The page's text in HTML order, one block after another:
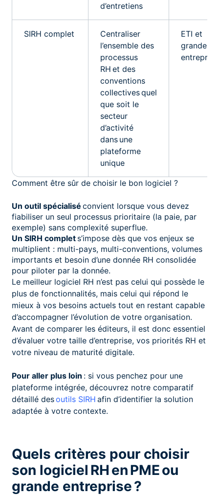
d’entretiens
SIRH complet
Centraliser
l’ensemble des
processus
RH et des
conventions
collectives quel
que soit le
secteur
d’activité
dans une
plateforme
unique
ETI et
grandes
Comment être sûr de choisir le bon logiciel ?
Un outil spécialisé convient lorsque vous devez
fiabiliser un seul processus prioritaire (la paie, par
exemple) sans complexité superflue.
Un SIRH complet s’impose dès que vos enjeux se
multiplient : multi-pays, multi-conventions, volumes
importants et besoin d’une donnée RH consolidée
pour piloter par la donnée.
Le meilleur logiciel RH n’est pas celui qui possède le
plus de fonctionnalités, mais celui qui répond le
mieux à vos besoins actuels tout en restant capable
d’accompagner l’évolution de votre organisation.
Avant de comparer les éditeurs, il est donc essentiel
d’évaluer votre taille d’entreprise, vos priorités RH et
votre niveau de maturité digitale.
Pour aller plus loin : si vous penchez pour une
plateforme intégrée, découvrez notre comparatif
détaillé desoutils SIRH afin d’identifier la solution
adaptée à votre contexte.
Quels critères pour choisir
son logiciel RH en PME ou
grande entreprise ?